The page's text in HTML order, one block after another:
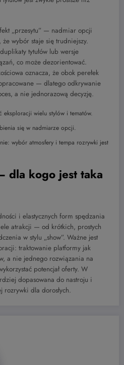
„przesytu” — nadmiar opcji
wybór staje się trudniejszy.
tytułów lub wersje
co może dezorientować.
oznacza, że obok perełek
— dlatego odkrywanie
a nie jednorazową decyzję.
wielu stylów i tematów.
się w nadmiarze opcji.
wybór atmosfery i tempa rozrywki jest
dla kogo jest taka
i elastycznych form spędzania
atrakcji — od krótkich, prostych
w stylu „show”. Ważne jest
traktowanie platformy jak
a nie jednego rozwiązania na
potencjał oferty. W
dopasowana do nastroju i
rozrywki dla dorosłych.